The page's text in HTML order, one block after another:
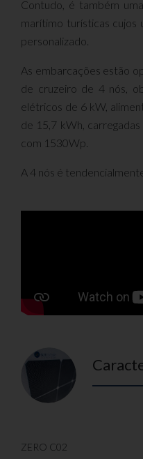
Contudo, é também
marítimo turísticas cujos
personalizado.
As embarcações estão
de cruzeiro de 4 nós,
elétricos de 6 kW,
de 15,7 kWh,
com 1530Wp.
A 4 nós é
ZERO C02